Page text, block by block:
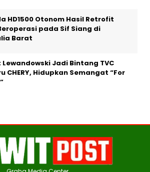
HD1500 Otonom Hasil Retrofit
pada Sif Siang di
Barat
Lewandowski Jadi Bintang TVC
CHERY, Hidupkan Semangat “For